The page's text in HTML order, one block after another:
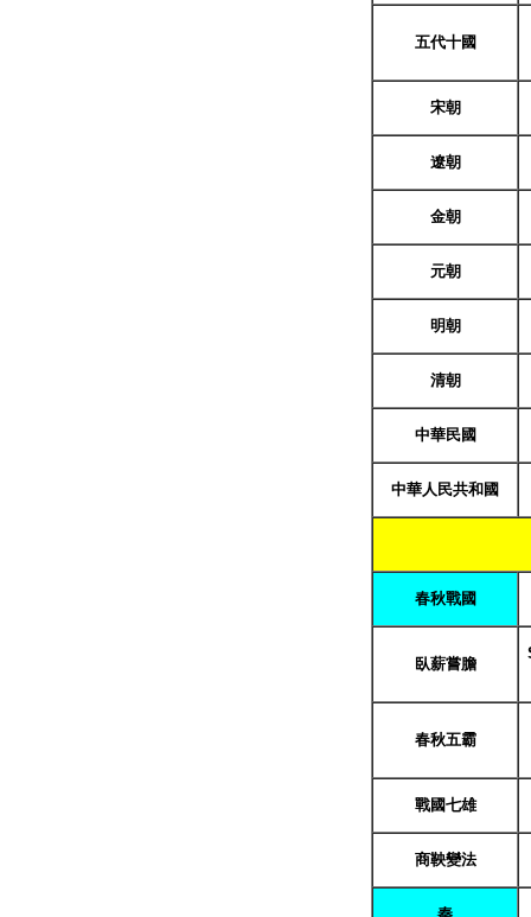
五代十國
宋朝
遼朝
金朝
元朝
明朝
清朝
中華民國
中華人民共和國
春秋戰國
臥薪嘗膽
春秋五霸
戰國七雄
商鞅變法